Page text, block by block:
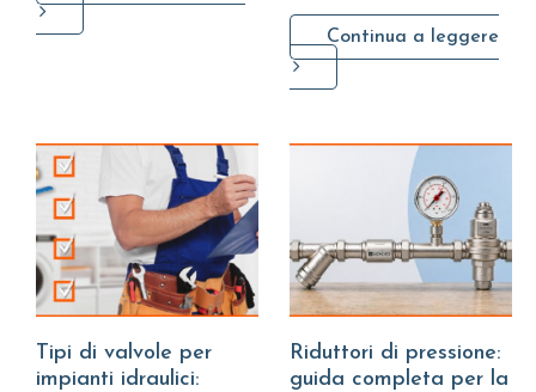
Continua a leggere
Tipi di valvole per
impianti idraulici:
Riduttori di pressione:
guida completa per la